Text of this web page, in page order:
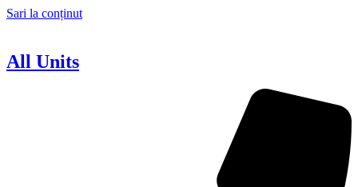
Sari la conținut
All Units